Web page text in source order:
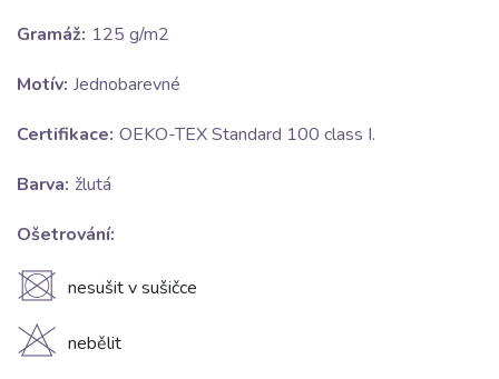
Gramáž: 125 g/m2
Motív: Jednobarevné
Certifikace: OEKO-TEX Standard 100 class I.
Barva: žlutá
Ošetrování:
U nesušit v sušičce
H nebělit